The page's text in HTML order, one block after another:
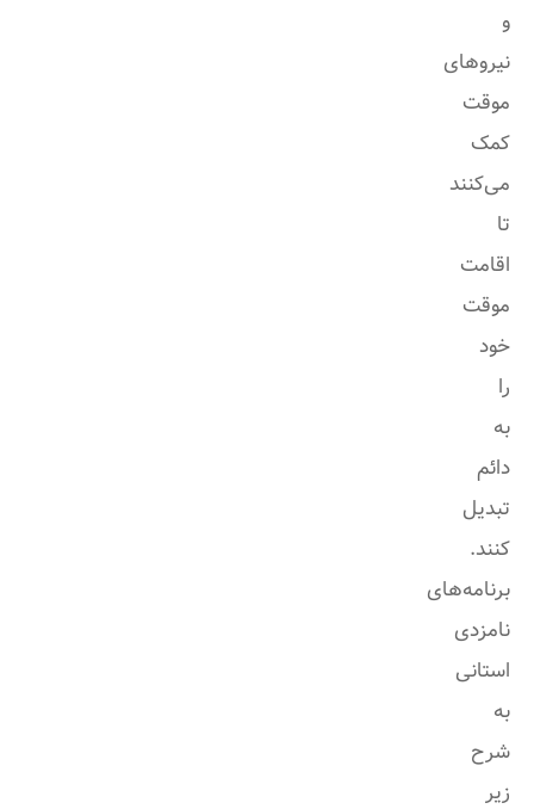
نیروهای
موقت
کمک
می‌کنند
اقامت
موقت
خود
به
دائم
تبدیل
کنند.
برنامه‌های
نامزدی
استانی
به
شرح
زیر